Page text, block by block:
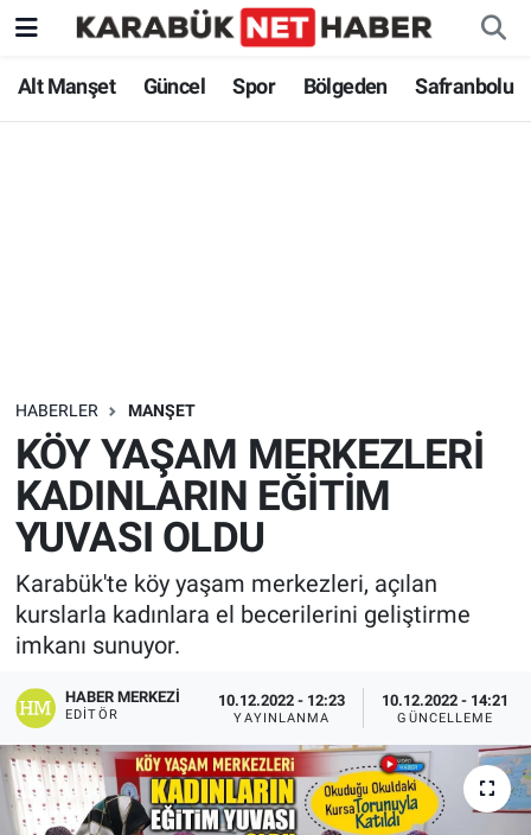
Alt Manşet Güncel Spor Bölgeden Safranbolu
HABERLER MANŞET
KÖY YAŞAM MERKEZLERİ
KADINLARIN EĞİTİM
YUVASI OLDU
Karabük'te köy yaşam merkezleri, açılan
kurslarla kadınlara el becerilerini geliştirme
imkanı sunuyor.
HABER MERKEZI
EDITÖR
10.12.2022 - 12:23
YAYINLANMA
10.12.2022 - 14:21
GÜNCELLEME